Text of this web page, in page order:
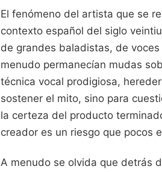
El fenómeno del artista que se
contexto español del siglo
de grandes baladistas, de
menudo permanecían mudas
técnica vocal prodigiosa,
sostener el mito, sino para
la certeza del producto
creador es un riesgo que pocos
A menudo se olvida que detrás